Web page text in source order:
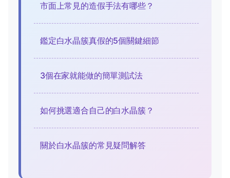
市面上常見的造假手法有哪些？
鑑定白水晶簇真假的5個關鍵細節
3個在家就能做的簡單測試法
如何挑選適合自己的白水晶簇？
關於白水晶簇的常見疑問解答